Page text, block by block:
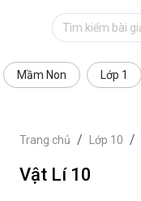
Mầm Non Lớp 1
Trang chủ Lớp 10
Vật Lí 10